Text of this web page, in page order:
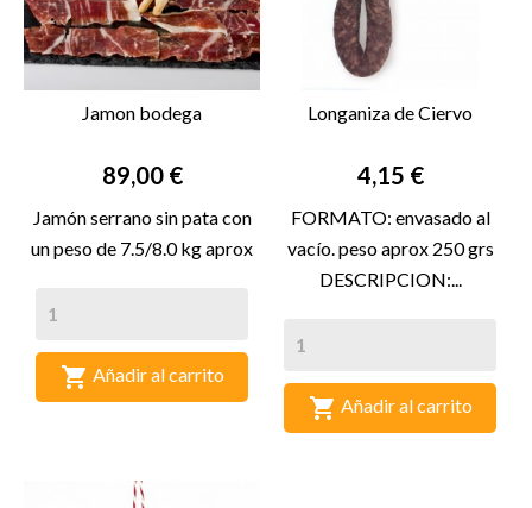
Jamon bodega
Precio
89,00 €
Jamón serrano sin pata con
un peso de 7.5/8.0 kg aprox
 Añadir al carrito
Longaniza de Ciervo
Precio
4,15 €
FORMATO: envasado al
vacío. peso aprox 250 grs
DESCRIPCION:...
 Añadir al carrito